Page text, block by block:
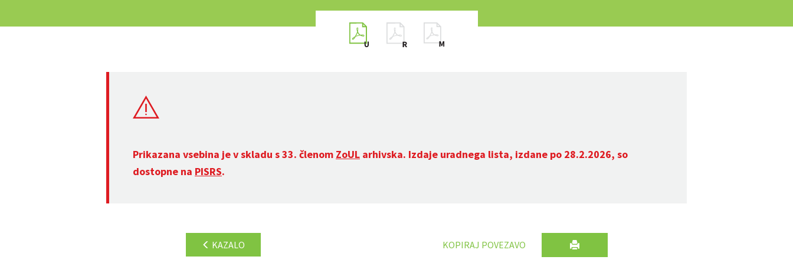
Prikazana vsebina je v skladu s 33. členom ZoUL arhivska. Izdaje uradnega lista, izdane po 28.2.2026, so
dostopne na PISRS.
KAZALO KOPIRAJ POVEZAVO